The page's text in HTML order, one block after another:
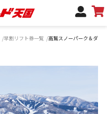
早割リフト券一覧 高鷲スノーパーク＆ダイ